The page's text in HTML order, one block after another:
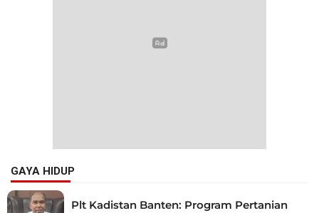
GAYA HIDUP
Plt Kadistan Banten: Program Pertanian